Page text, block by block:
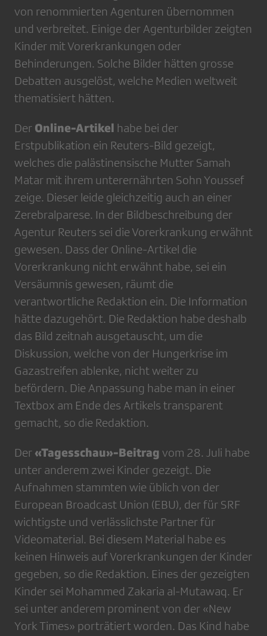
von renommierten Agenturen übernommen
und verbreitet. Einige der Agenturbilder zeigten
Kinder mit Vorerkrankungen oder
Behinderungen. Solche Bilder hätten grosse
Debatten ausgelöst, welche Medien weltweit
thematisiert hätten.
Der Online-Artikel habe bei der
Erstpublikation ein Reuters-Bild gezeigt,
welches die palästinensische Mutter Samah
Matar mit ihrem unterernährten Sohn Youssef
zeige. Dieser leide gleichzeitig auch an einer
Zerebralparese. In der Bildbeschreibung der
Agentur Reuters sei die Vorerkrankung erwähnt
gewesen. Dass der Online-Artikel die
Vorerkrankung nicht erwähnt habe, sei ein
Versäumnis gewesen, räumt die
verantwortliche Redaktion ein. Die Information
hätte dazugehört. Die Redaktion habe deshalb
das Bild zeitnah ausgetauscht, um die
Diskussion, welche von der Hungerkrise im
Gazastreifen ablenke, nicht weiter zu
befördern. Die Anpassung habe man in einer
Textbox am Ende des Artikels transparent
gemacht, so die Redaktion.
Der «Tagesschau»-Beitrag vom 28. Juli habe
unter anderem zwei Kinder gezeigt. Die
Aufnahmen stammten wie üblich von der
European Broadcast Union (EBU), der für SRF
wichtigste und verlässlichste Partner für
Videomaterial. Bei diesem Material habe es
keinen Hinweis auf Vorerkrankungen der Kinder
gegeben, so die Redaktion. Eines der gezeigten
Kinder sei Mohammed Zakaria al-Mutawaq. Er
sei unter anderem prominent von der «New
York Times» porträtiert worden. Das Kind habe